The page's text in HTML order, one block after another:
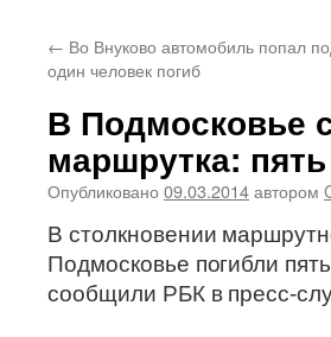
← Во Внуково автомобиль попал
один человек погиб
В Подмосковье
маршрутка:
Опубликовано 09.03.2014автором
В столкновении
Подмосковье погибли
сообщили РБК в пресс-